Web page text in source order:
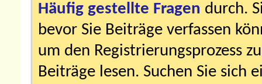
Häufig gestellte Fragen durch.
bevor Sie Beiträge verfassen
um den Registrierungsprozess
Beiträge lesen. Suchen Sie sich